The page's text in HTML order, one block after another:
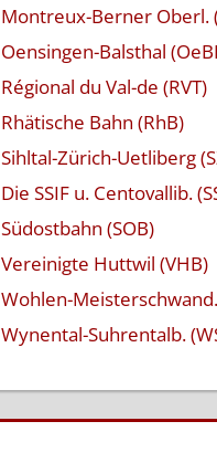
Montreux-Berner Oberl.
Oensingen-Balsthal
Régional du Val-de (RVT)
Rhätische Bahn (RhB)
Sihltal-Zürich-Uetliberg
Die SSIF u. Centovallib.
Südostbahn (SOB)
Vereinigte Huttwil (VHB)
Wohlen-
Wynental-Suhrentalb.